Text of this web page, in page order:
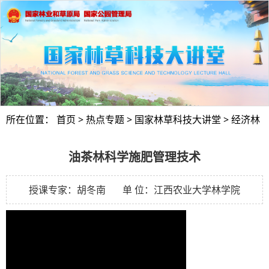
所在位置： 首页 >热点专题> 国家林草科技大讲堂 >经济林
油茶林科学施肥管理技术
授课专家：胡冬南 单 位：江西农业大学林学院